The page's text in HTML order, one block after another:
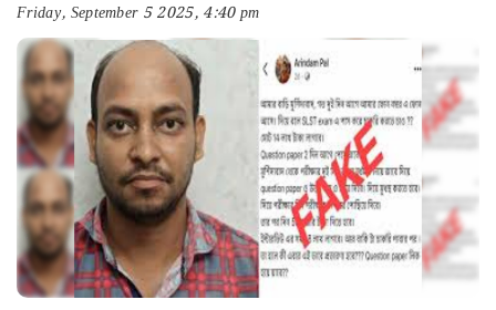
Friday, September 5 2025, 4:40 pm